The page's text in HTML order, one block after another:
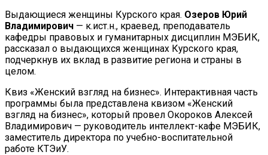
Выдающиеся женщины Курского края. Озеров Юрий
Владимирович — к.ист.н., краевед, преподаватель
кафедры правовых и гуманитарных дисциплин МЭБИК,
рассказал о выдающихся женщинах Курского края,
подчеркнув их вклад в развитие региона и страны в
целом.
Квиз «Женский взгляд на бизнес». Интерактивная часть
программы была представлена квизом «Женский
взгляд на бизнес», который провел Окороков Алексей
Владимирович — руководитель интеллект-кафе МЭБИК,
заместитель директора по учебно-воспитательной
работе КТЭиУ.